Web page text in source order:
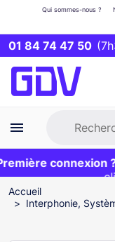
01 84 74 47 50
Qui sommes-nous ?
Première
et livraison 24/
connexion ?
EXCLU WEB :
Accueil
Interphonie,